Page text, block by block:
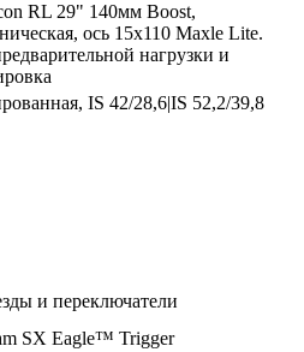
RL 29" 140мм Boost,
ось 15x110 Maxle Lite.
нагрузки и
IS 42/28,6|IS 52,2/39,8
и переключатели
SX Eagle™ Trigger